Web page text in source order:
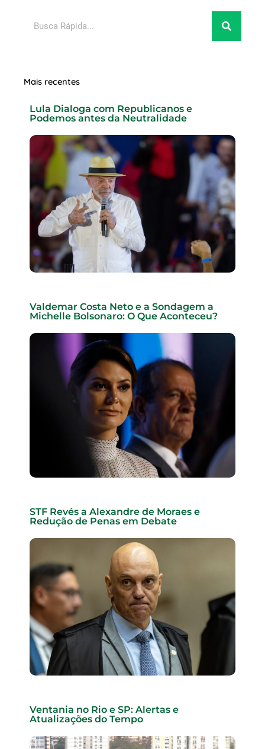
Mais recentes
Lula Dialoga com Republicanos e
Podemos antes da Neutralidade
Valdemar Costa Neto e a Sondagem a
Michelle Bolsonaro: O Que Aconteceu?
STF Revés a Alexandre de Moraes e
Redução de Penas em Debate
Ventania no Rio e SP: Alertas e
Atualizações do Tempo